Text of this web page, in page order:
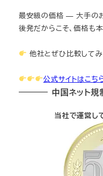
最安級の価格 — 大手の
後発だからこそ、価格も本
他社とぜひ比較して
公式サイトはこち
中国ネット
当社で運営し